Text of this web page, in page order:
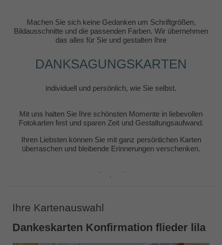
Machen Sie sich keine Gedanken um Schriftgrößen,
Bildausschnitte und die passenden Farben. Wir übernehmen
das alles für Sie und gestalten Ihre
DANKSAGUNGSKARTEN
individuell und persönlich, wie Sie selbst.
Mit uns halten Sie Ihre schönsten Momente in liebevollen
Fotokarten fest und sparen Zeit und Gestaltungsaufwand.
Ihren Liebsten können Sie mit ganz persönlichen Karten
überraschen und bleibende Erinnerungen verschenken.
Ihre Kartenauswahl
Dankeskarten Konfirmation flieder lila